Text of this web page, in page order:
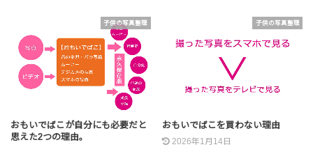
子供の写真整理
おもいでばこが自分にも必要だと
思えた2つの理由。
子供の写真整理
おもいでばこを買わない理由
2026年1月14日